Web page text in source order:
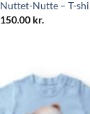
Nuttet-Nutte – T-
150.00 kr.